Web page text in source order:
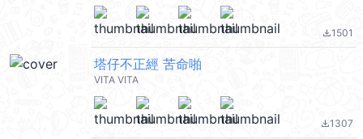
file_download1501
塔仔不正經 苦命啪
VITA VITA
file_download1307